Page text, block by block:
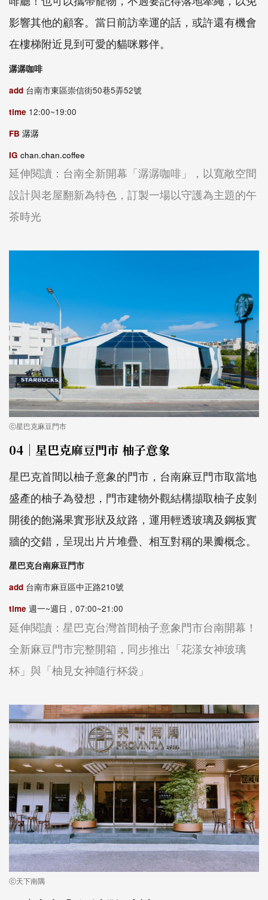
影響其他的顧客。當日前訪幸運的話，或許還有機會
在樓梯附近見到可愛的貓咪夥伴。
潺潺咖啡
add 台南市東區崇信街50巷5弄52號
time 12:00~19:00
FB 潺潺
IG chan.chan.coffee
延伸閱讀：台南全新開幕「潺潺咖啡」，以寬敞空間
設計與老屋翻新為特色，訂製一場以守護為主題的午
茶時光
ⓒ星巴克麻豆門市
04｜星巴克麻豆門市 柚子意象
星巴克首間以柚子意象的門市，台南麻豆門市取當地
盛產的柚子為發想，門市建物外觀結構擷取柚子皮剝
開後的飽滿果實形狀及紋路，運用輕透玻璃及鋼板實
牆的交錯，呈現出片片堆疊、相互對稱的果瓣概念。
星巴克台南麻豆門市
add 台南市麻豆區中正路210號
time 週一~週日，07:00~21:00
延伸閱讀：星巴克台灣首間柚子意象門市台南開幕！
全新麻豆門市完整開箱，同步推出「花漾女神玻璃
杯」與「柚見女神隨行杯袋」
ⓒ天下南隅